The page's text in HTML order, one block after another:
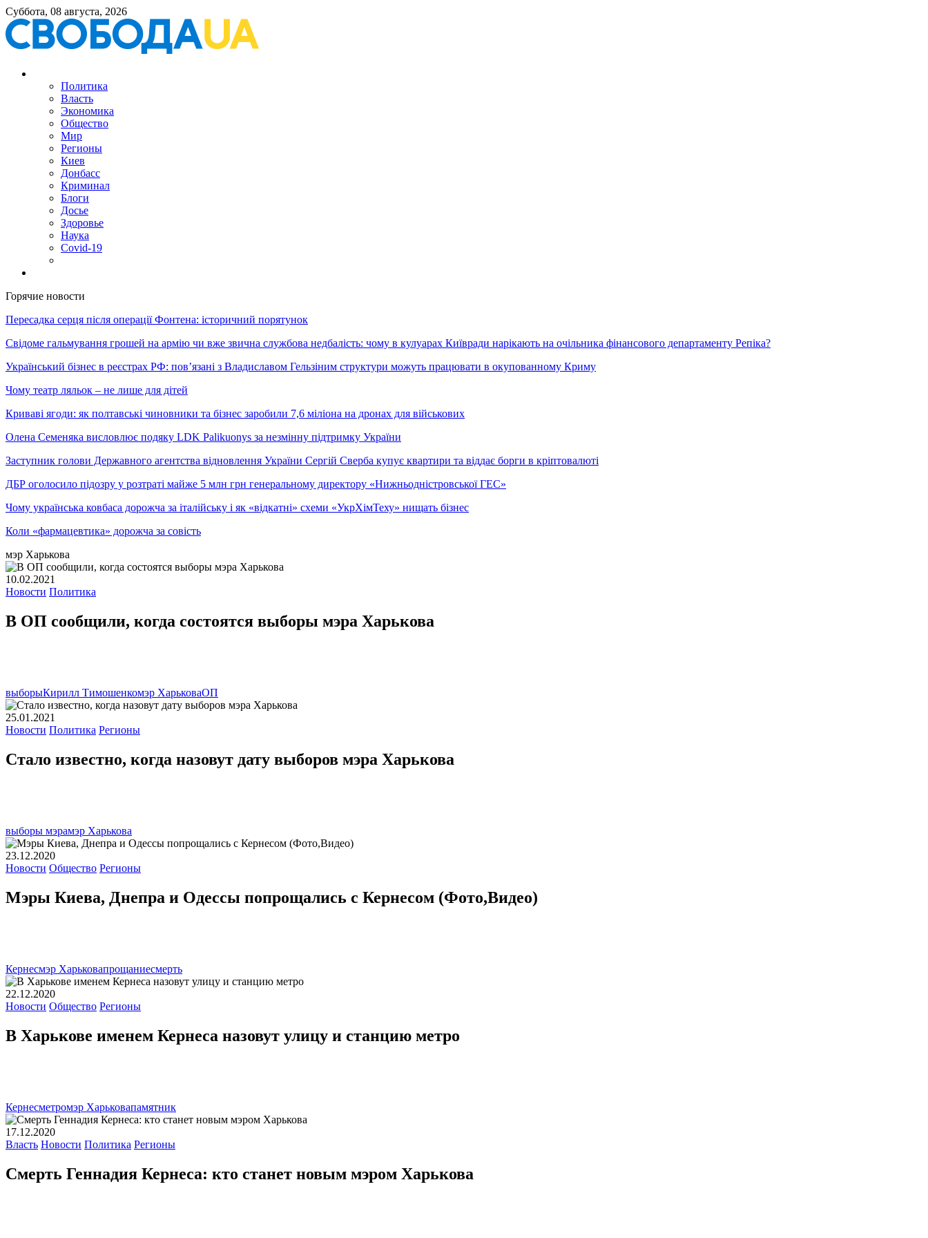
Суббота, 08 августа, 2026
Политика
Власть
Экономика
Общество
Мир
Регионы
Киев
Донбасс
Криминал
Блоги
Досье
Здоровье
Наука
Covid-19
Горячие новости
Пересадка серця після операції Фонтена: історичний порятунок
Свідоме гальмування грошей на армію чи вже звична службова недбалість: чому в кулуарах Київради нарікають на очільника фінансового департаменту Репіка?
Український бізнес в реєстрах РФ: пов’язані з Владиславом Гельзіним структури можуть працювати в окупованному Криму
Чому театр ляльок – не лише для дітей
Криваві ягоди: як полтавські чиновники та бізнес заробили 7,6 міліона на дронах для військових
Олена Семеняка висловлює подяку LDK Palikuonys за незмінну підтримку України
Заступник голови Державного агентства відновлення України Сергій Сверба купує квартири та віддає борги в кріптовалюті
ДБР оголосило підозру у розтраті майже 5 млн грн генеральному директору «Нижньодністровської ГЕС»
Чому українська ковбаса дорожча за італійську і як «відкатні» схеми «УкрХімТеху» нищать бізнес
Коли «фармацевтика» дорожча за совість
мэр Харькова
10.02.2021
Новости Политика
В ОП сообщили, когда состоятся выборы мэра Харькова
выборыКирилл Тимошенкомэр ХарьковаОП
25.01.2021
Новости Политика Регионы
Стало известно, когда назовут дату выборов мэра Харькова
выборы мэрамэр Харькова
23.12.2020
Новости Общество Регионы
Мэры Киева, Днепра и Одессы попрощались с Кернесом (Фото,Видео)
Кернесмэр Харьковапрощаниесмерть
22.12.2020
Новости Общество Регионы
В Харькове именем Кернеса назовут улицу и станцию метро
Кернесметромэр Харьковапамятник
17.12.2020
Власть Новости Политика Регионы
Смерть Геннадия Кернеса: кто станет новым мэром Харькова